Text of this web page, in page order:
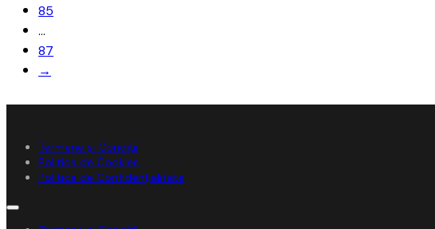
85
…
87
→
Termene și Condiții
Politica de Cookies
Politica de Confidențialitate